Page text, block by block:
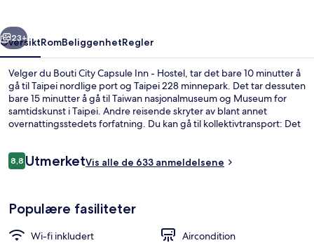
Neste
23+
OversiktRomBeliggenhetRegler
Velger du Bouti City Capsule Inn - Hostel, tar det bare 10 minutter å
gå til Taipei nordlige port og Taipei 228 minnepark. Det tar dessuten
bare 15 minutter å gå til Taiwan nasjonalmuseum og Museum for
samtidskunst i Taipei. Andre reisende skryter av blant annet
overnattingsstedets forfatning. Du kan gå til kollektivtransport: Det
Anmeldelser
8,88,8 av 10 –
UtmerketVis alle de 633 anmeldelsene
Populære fasiliteter
Wi-fi inkludert
Aircondition